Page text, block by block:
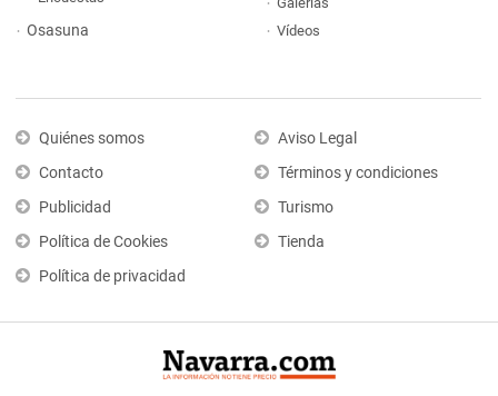
Osasuna
Vídeos
Quiénes somos
Contacto
Publicidad
Política de Cookies
Política de privacidad
Aviso Legal
Términos y condiciones
Turismo
Tienda